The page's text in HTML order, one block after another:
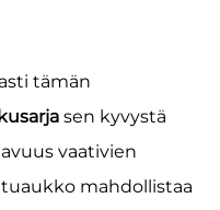
tämän
sen kyvystä
vaativien
mahdollistaa